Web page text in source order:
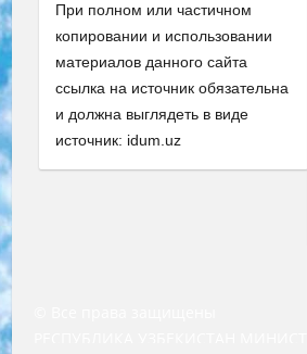
При полном или частичном
копировании и использовании
материалов данного сайта
ссылка на источник обязательна
и должна выглядеть в виде
источник: idum.uz